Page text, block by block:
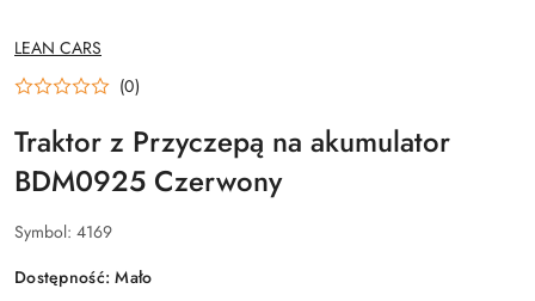
NAZWA
PRODUCENTA:
LEAN CARS
(0)
Traktor z Przyczepą na akumulator
BDM0925 Czerwony
Symbol: 4169
Dostępność:Mało